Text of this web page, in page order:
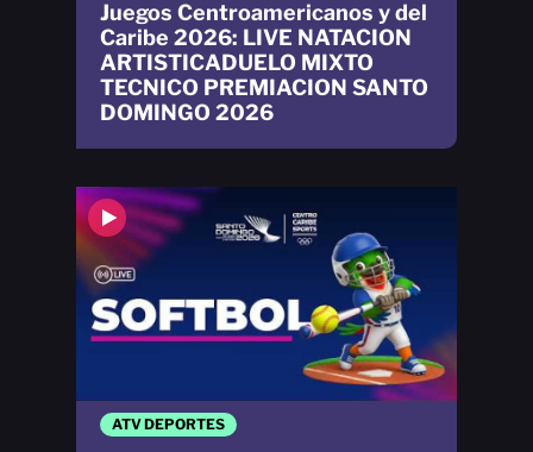
ATV DEPORTES
Juegos Centroamericanos y del
Caribe 2026: LIVE NATACION
ARTISTICADUELO MIXTO
TECNICO PREMIACION SANTO
DOMINGO 2026